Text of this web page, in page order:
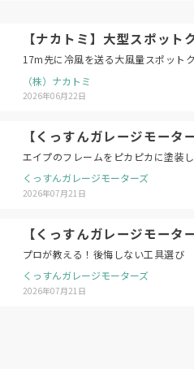
【ナカトミ】大型スポッ
17m先に冷風を送る大風量スポット
（株）ナカトミ
2026年06月22日
【くっすんガレージモー
エイプのフレームをピカピカに塗装
くっすんガレージモーターズ
2026年07月21日
【くっすんガレージモー
プロが教える！後悔しない工具選び
くっすんガレージモーターズ
2026年07月21日